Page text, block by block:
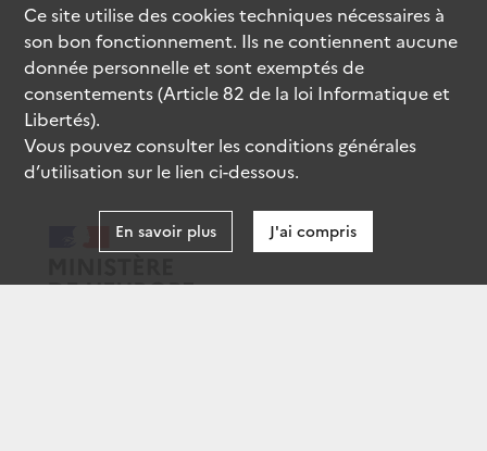
Ce site utilise descookiestechniques nécessaires à
son bon fonctionnement. Ils ne contiennent aucune
donnée personnelle et sont exemptés de
consentements (Article 82 de la loi Informatique et
Libertés).
Vous pouvez consulter les conditions générales
d’utilisation sur le lien ci-dessous.
En savoir plus J'ai compris